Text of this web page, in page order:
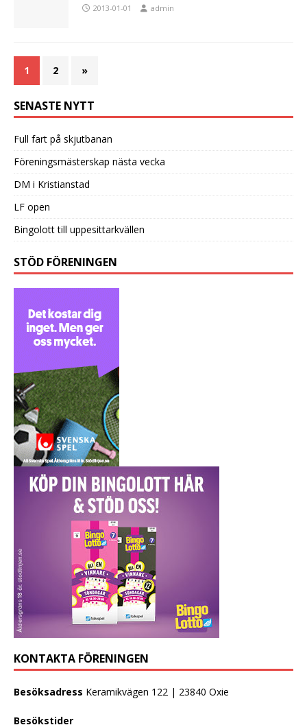
2013-01-01 admin
1 2 »
SENASTE NYTT
Full fart på skjutbanan
Föreningsmästerskap nästa vecka
DM i Kristianstad
LF open
Bingolott till uppesittarkvällen
STÖD FÖRENINGEN
KONTAKTA FÖRENINGEN
Besöksadress Keramikvägen 122 | 23840 Oxie
Besökstider